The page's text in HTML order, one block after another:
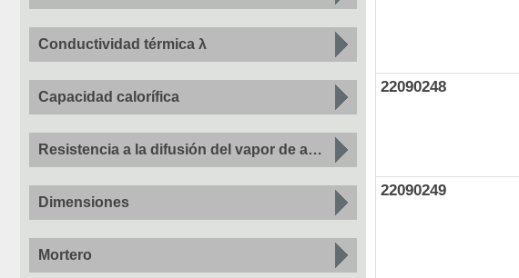
Conductividad térmica λ
Capacidad calorífica
Resistencia a la difusión del vapor de agua
Dimensiones
Mortero
22090248
22090249